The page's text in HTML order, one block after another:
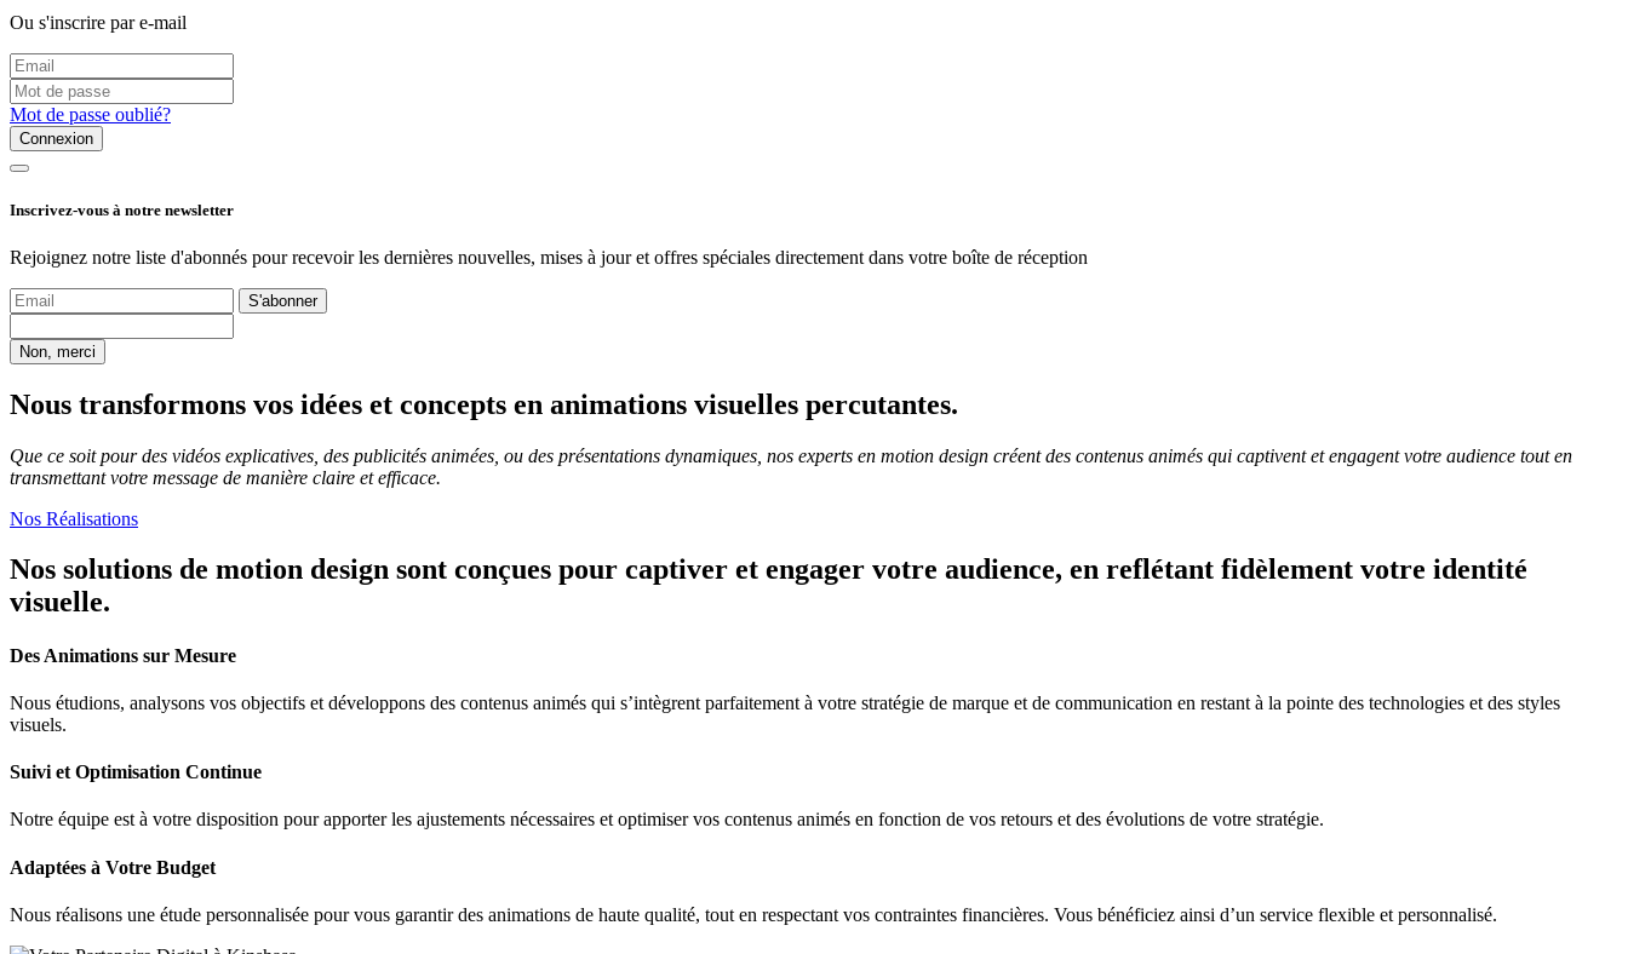
Ou s'inscrire par e-mail
Mot de passe oublié?
Connexion
Inscrivez-vous à notre newsletter
Rejoignez notre liste d'abonnés pour recevoir les dernières nouvelles, mises à jour et offres spéciales directement dans votre boîte de réception
S'abonner
Non, merci
Nous transformons vos idées et concepts en animations visuelles percutantes.
Que ce soit pour des vidéos explicatives, des publicités animées, ou des présentations dynamiques, nos experts en motion design créent des contenus animés qui captivent et engagent votre audience tout en
transmettant votre message de manière claire et efficace.
Nos Réalisations
Nos solutions de motion design sont conçues pour captiver et engager votre audience, en reflétant fidèlement votre identité
visuelle.
Des Animations sur Mesure
Nous étudions, analysons vos objectifs et développons des contenus animés qui s’intègrent parfaitement à votre stratégie de marque et de communication en restant à la pointe des technologies et des styles
visuels.
Suivi et Optimisation Continue
Notre équipe est à votre disposition pour apporter les ajustements nécessaires et optimiser vos contenus animés en fonction de vos retours et des évolutions de votre stratégie.
Adaptées à Votre Budget
Nous réalisons une étude personnalisée pour vous garantir des animations de haute qualité, tout en respectant vos contraintes financières. Vous bénéficiez ainsi d’un service flexible et personnalisé.